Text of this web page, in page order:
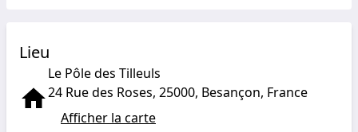
Lieu
Le Pôle des Tilleuls
24 Rue des Roses, 25000, Besançon, France
Afficher la carte